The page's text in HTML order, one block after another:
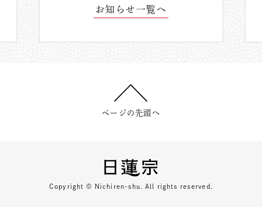
お知らせ一覧へ
ページの先頭へ
Copyright © Nichiren-shu. All rights reserved.